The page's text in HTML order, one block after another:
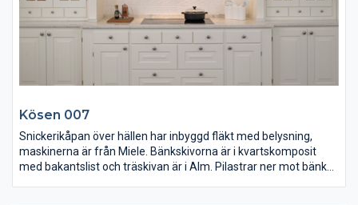
Kösen 007
Snickerikåpan över hällen har inbyggd fläkt med belysning,
maskinerna är från Miele. Bänkskivorna är i kvartskomposit
med bakantslist och träskivan är i Alm. Pilastrar ner mot bänk